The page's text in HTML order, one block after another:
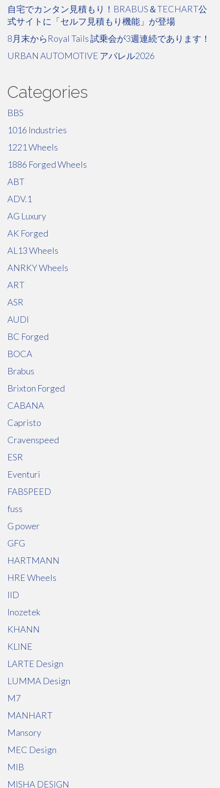
自宅でカンタン見積もり！BRABUS＆TECHART公
式サイトに「セルフ見積もり機能」が登場
8月末からRoyal Tails 試乗会が3週連続であります！
URBAN AUTOMOTIVE アパレル2026
Categories
BBS
1016 Industries
1221 Wheels
1886 Forged Wheels
ABT
ADV.1
AG Luxury
AK Forged
AL13 Wheels
ANRKY Wheels
ART
ASR
AUDI
BC Forged
BOCA
Brabus
Brixton Forged
CABANA
Capristo
Cravenspeed
ESR
Eventuri
FABSPEED
fuss
G power
GFG
HARTMANN
HRE Wheels
IID
Inozetek
KHANN
KLINE
LARTE Design
LUMMA Design
M7
MANHART
Mansory
MEC Design
MIB
MISHA DESIGN